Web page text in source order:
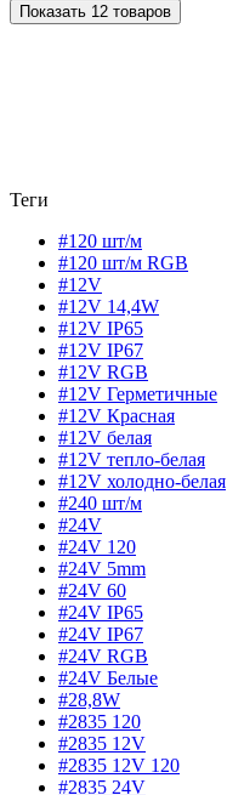
Показать 12 товаров
Теги
#120 шт/м
#120 шт/м RGB
#12V
#12V 14,4W
#12V IP65
#12V IP67
#12V RGB
#12V Герметичные
#12V Красная
#12V белая
#12V тепло-белая
#12V холодно-белая
#240 шт/м
#24V
#24V 120
#24V 5mm
#24V 60
#24V IP65
#24V IP67
#24V RGB
#24V Белые
#28,8W
#2835 120
#2835 12V
#2835 12V 120
#2835 24V